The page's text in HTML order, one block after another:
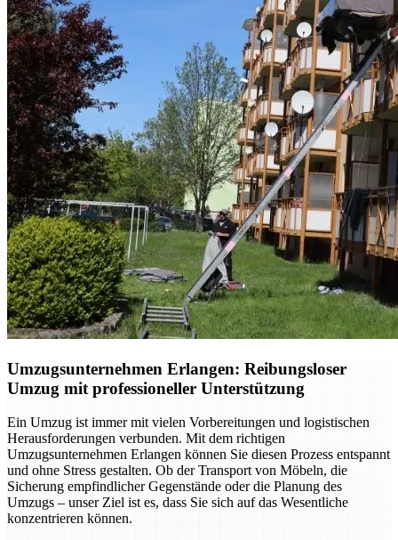
Umzugsunternehmen Erlangen: Reibungsloser
Umzug mit professioneller Unterstützung
Ein Umzug ist immer mit vielen Vorbereitungen und logistischen
Herausforderungen verbunden. Mit dem richtigen
Umzugsunternehmen Erlangen können Sie diesen Prozess entspannt
und ohne Stress gestalten. Ob der Transport von Möbeln, die
Sicherung empfindlicher Gegenstände oder die Planung des
Umzugs – unser Ziel ist es, dass Sie sich auf das Wesentliche
konzentrieren können.